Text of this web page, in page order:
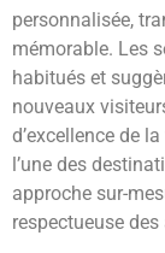
personnalisée,
mémorable. Les
habitués et
nouveaux
d’excellence de
l’une des
approche sur-
respectueuse